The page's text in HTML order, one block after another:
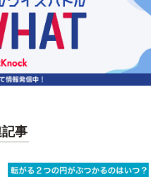
記事